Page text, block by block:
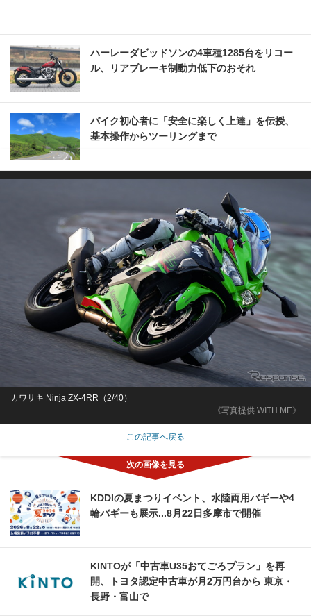
ハーレーダビッドソンの4車種1285台をリコー
ル、リアブレーキ制動力低下のおそれ
バイク初心者に「安全に楽しく上達」を伝授、
基本操作からツーリングまで
《写真提供 WITH ME》
カワサキ Ninja ZX-4RR（2/40）
この記事へ戻る
KDDIの夏まつりイベント、水陸両用バギーや4
輪バギーも展示...8月22日多摩市で開催
KINTOが「中古車U35おてごろプラン」を再
開、トヨタ認定中古車が月2万円台から 東京・
長野・富山で